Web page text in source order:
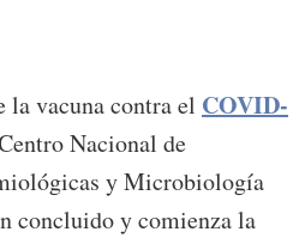
la vacuna contra el COVID-
Nacional de
y Microbiología
concluido y comienza la